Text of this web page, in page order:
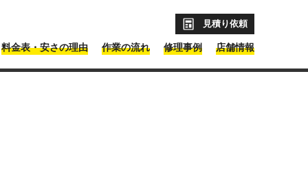
料金表・安さの理由 作業の流れ 修理事例 店舗情報
見積り依頼